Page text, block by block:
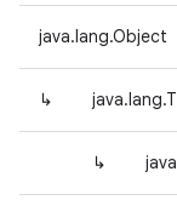
java.lang.Object
↳
↳